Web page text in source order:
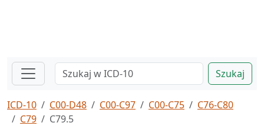
Szukaj
ICD-10 C00-D48 C00-C97 C00-C75
C76-C80
C79
C79.5